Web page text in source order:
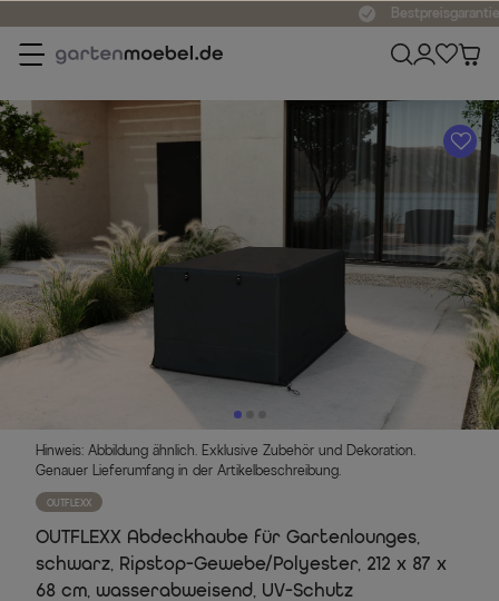
A
Hinweis: Abbildung ähnlich. Exklusive Zubehör und Dekoration.
Genauer Lieferumfang in der Artikelbeschreibung.
OUTFLEXX
OUTFLEXX Abdeckhaube für Gartenlounges,
schwarz, Ripstop-Gewebe/Polyester, 212 x 87 x
68 cm, wasserabweisend, UV-Schutz